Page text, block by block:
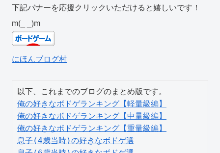
下記バナーを応援クリックいただけると嬉しいです！
m(_ _)m
にほんブログ村
俺の好きなボドゲランキング【軽量級編】
俺の好きなボドゲランキング【中量級編】
俺の好きなボドゲランキング【重量級編】
息子(4歳当時)の好きなボドゲ選